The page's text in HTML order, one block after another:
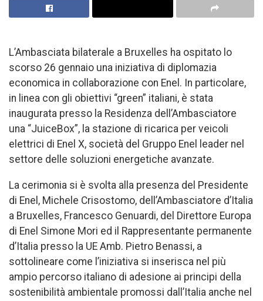
L’Ambasciata bilaterale a Bruxelles ha ospitato lo
scorso 26 gennaio una iniziativa di diplomazia
economica in collaborazione con Enel. In particolare,
in linea con gli obiettivi “green” italiani, è stata
inaugurata presso la Residenza dell’Ambasciatore
una “JuiceBox”, la stazione di ricarica per veicoli
elettrici di Enel X, società del Gruppo Enel leader nel
settore delle soluzioni energetiche avanzate.
La cerimonia si è svolta alla presenza del Presidente
di Enel, Michele Crisostomo, dell’Ambasciatore d’Italia
a Bruxelles, Francesco Genuardi, del Direttore Europa
di Enel Simone Mori ed il Rappresentante permanente
d’Italia presso la UE Amb. Pietro Benassi, a
sottolineare come l’iniziativa si inserisca nel più
ampio percorso italiano di adesione ai principi della
sostenibilità ambientale promossi dall’Italia anche nel